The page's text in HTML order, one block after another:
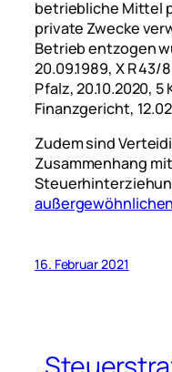
betriebliche Mittel
private Zwecke
Betrieb entzogen
20.09.1989, X R
Pfalz, 20.10.2020, 5
Finanzgericht,
Zudem sind
Zusammenhang
16. Februar 2021